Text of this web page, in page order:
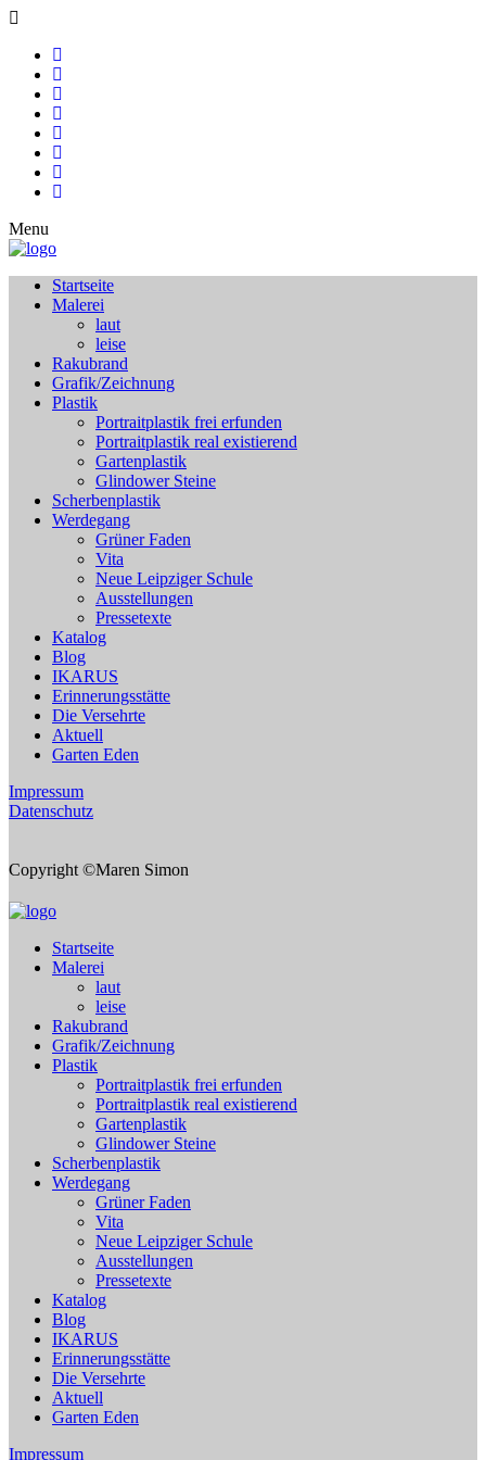
Menu
Startseite
Malerei
laut
leise
Rakubrand
Grafik/Zeichnung
Plastik
Portraitplastik frei erfunden
Portraitplastik real existierend
Gartenplastik
Glindower Steine
Scherbenplastik
Werdegang
Grüner Faden
Vita
Neue Leipziger Schule
Ausstellungen
Pressetexte
Katalog
Blog
IKARUS
Erinnerungsstätte
Die Versehrte
Aktuell
Garten Eden
Impressum
Datenschutz
Copyright ©Maren Simon
Startseite
Malerei
laut
leise
Rakubrand
Grafik/Zeichnung
Plastik
Portraitplastik frei erfunden
Portraitplastik real existierend
Gartenplastik
Glindower Steine
Scherbenplastik
Werdegang
Grüner Faden
Vita
Neue Leipziger Schule
Ausstellungen
Pressetexte
Katalog
Blog
IKARUS
Erinnerungsstätte
Die Versehrte
Aktuell
Garten Eden
Impressum